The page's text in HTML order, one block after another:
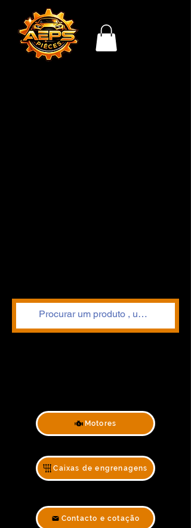
Motores
Caixas de engrenagens
Contacto e cotação